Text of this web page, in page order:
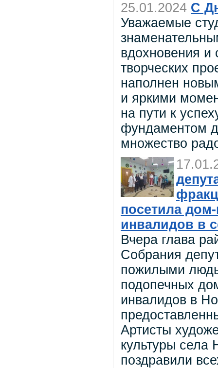
25.01.2024 С
Уважаемые
вдохновения и
творческих
наполнен
и яркими
на пути к
фундаментом
множество
посетила
инвалидов в
Вчера глава
Собрания
пожилыми
подопечных
инвалидов в
Артисты
культуры села
поздравили